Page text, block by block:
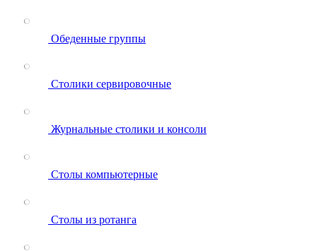
Обеденные группы
Столики сервировочные
Журнальные столики и консоли
Столы компьютерные
Столы из ротанга